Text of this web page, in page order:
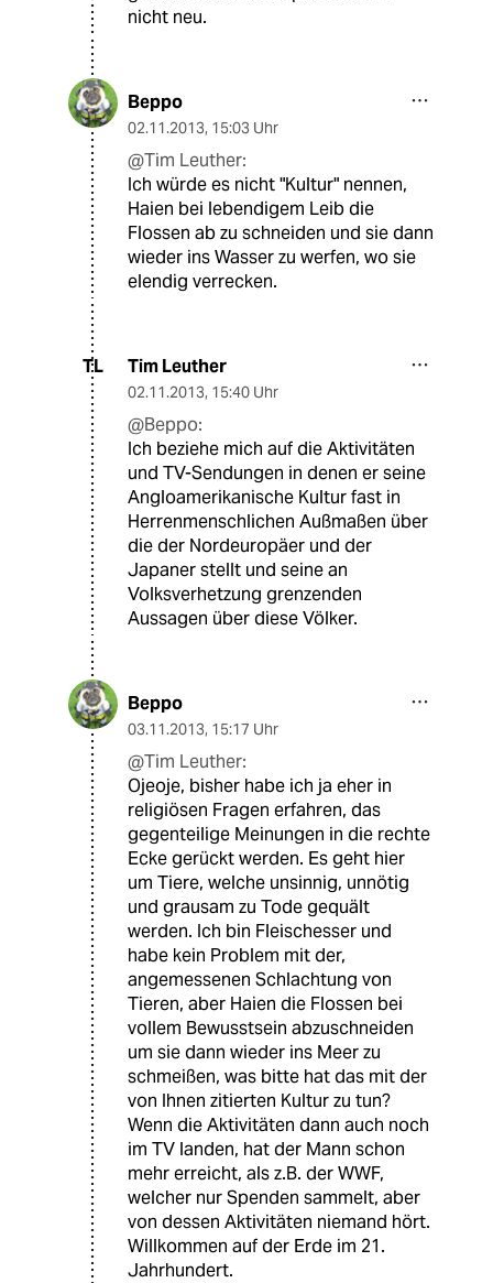
nicht neu.
Beppo
02.11.2013, 15:03 Uhr
@Tim Leuther:
Ich würde es nicht "Kultur" nennen,
Haien bei lebendigem Leib die
Flossen ab zu schneiden und sie dann
wieder ins Wasser zu werfen, wo sie
elendig verrecken.
TL Tim Leuther
02.11.2013, 15:40 Uhr
@Beppo:
Ich beziehe mich auf die Aktivitäten
und TV-Sendungen in denen er seine
Angloamerikanische Kultur fast in
Herrenmenschlichen Außmaßen über
die der Nordeuropäer und der
Japaner stellt und seine an
Volksverhetzung grenzenden
Aussagen über diese Völker.
Beppo
03.11.2013, 15:17 Uhr
@Tim Leuther:
Ojeoje, bisher habe ich ja eher in
religiösen Fragen erfahren, das
gegenteilige Meinungen in die rechte
Ecke gerückt werden. Es geht hier
um Tiere, welche unsinnig, unnötig
und grausam zu Tode gequält
werden. Ich bin Fleischesser und
habe kein Problem mit der,
angemessenen Schlachtung von
Tieren, aber Haien die Flossen bei
vollem Bewusstsein abzuschneiden
um sie dann wieder ins Meer zu
schmeißen, was bitte hat das mit der
von Ihnen zitierten Kultur zu tun?
Wenn die Aktivitäten dann auch noch
im TV landen, hat der Mann schon
mehr erreicht, als z.B. der WWF,
welcher nur Spenden sammelt, aber
von dessen Aktivitäten niemand hört.
Willkommen auf der Erde im 21.
Jahrhundert.